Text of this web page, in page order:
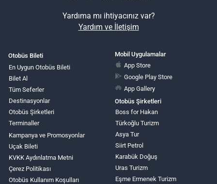
Yardıma mı ihtiyacınız var?
Yardım ve İletişim
Otobüs Bileti
En Uygun Otobüs Bileti
Bilet Al
Tüm Seferler
Destinasyonlar
Otobüs Şirketleri
Terminaller
Kampanya ve Promosyonlar
Uçak Bileti
KVKK Aydınlatma Metni
Çerez Politikası
Otobüs Kullanım Koşulları
Mobil Uygulamalar
App Store
Google Play Store
App Gallery
Otobüs Şirketleri
Boss for Hakan
Türkoğlu Turizm
Asya Tur
Siirt Petrol
Karabük Doğuş
Uras Turizm
Eşme Ermenek Turizm